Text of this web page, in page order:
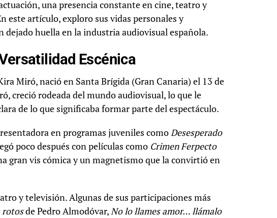
una presencia constante en cine, teatro y
este artículo, exploro sus vidas personales y
huella en la industria audiovisual española.
Escénica
Miró, nació en Santa Brígida (Gran Canaria) el 13 de
creció rodeada del mundo audiovisual, lo que le
de lo que significaba formar parte del espectáculo.
en programas juveniles comoDesesperado
poco después con películas como Crimen Ferpecto
gran vis cómica y un magnetismo que la convirtió en
y televisión. Algunas de sus participaciones más
rotosde Pedro Almodóvar,No lo llames amor… llámalo